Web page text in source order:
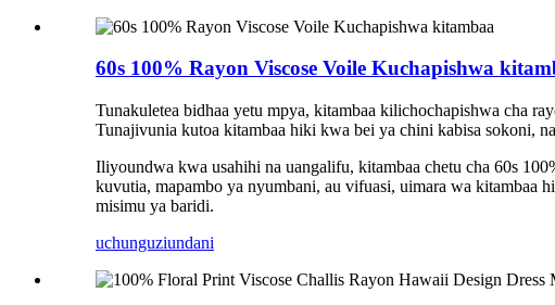
60s 100% Rayon Viscose Voile Kuchapishwa
Tunakuletea bidhaa yetu mpya, kitambaa kilichochapishwa cha
Tunajivunia kutoa kitambaa hiki kwa bei ya chini kabisa sokoni,
Iliyoundwa kwa usahihi na uangalifu, kitambaa chetu cha 60s
kuvutia, mapambo ya nyumbani, au vifuasi, uimara wa
misimu ya baridi.
uchunguziundani